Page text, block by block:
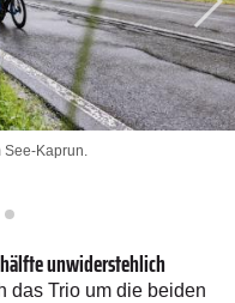
See-Kaprun.
unwiderstehlich
das Trio um die beiden